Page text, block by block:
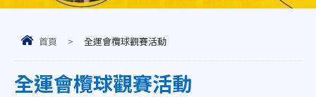
首頁 > 全運會欖球觀賽活動
全運會欖球觀賽活動